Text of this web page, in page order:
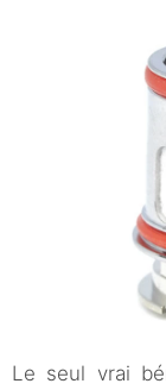
Le seul vrai